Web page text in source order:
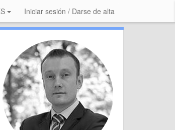
Iniciar sesión / Darse de alta